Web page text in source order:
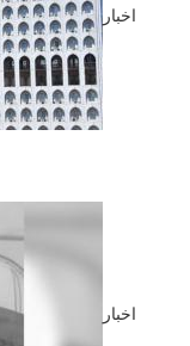
اخبار
اخبار